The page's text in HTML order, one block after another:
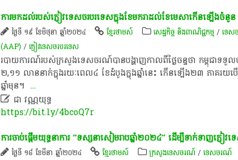
ការ​មក​ដល់​របស់​ភ្ញៀវ​ទេសចរ​បរទេស​ក្នុង​ខែមករា​ដល់​ខែមេសា​កើនឡើង​ចំ
ថ្ងៃទី ១៩ ខែមិថុនា ឆ្នាំ២០២៤ ខ្មែរថាមស៍ សេដ្ឋកិច្ច និងពាណិជ្ជកម្ម/ទេ
(AAP) /ភ្ញៀវទេសចរ​បរទេស​
របាយការណ៍​របស់​ក្រសួងទេសចរណ៍​បាន​បង្ហាញ​កាលពី​ថ្ងៃ​ចន្ទ​ថា​ កម្ពុជា​ទទួ
២,១១​ លាន​នាក់​ក្នុង​រយៈពេល​៤​ ខែ​ដំបូង​ក្នុងឆ្នាំនេះ​ កើនឡើង​២៣​ ភាគរយ​
ឆ្នាំ​មុន​។​ ​...
 ជា​ វណ្ណ​យុទ្ធ​
https://bit.ly/4bcoQ7r
ការ​ចាប់ផ្តើម​យុទ្ធនាការ​ “​ទស្សនា​សៀមរាប​ឆ្នាំ​២០២៤”​ ដើម្បី​ទាក់ទាញ​ភ្ញៀវ​
ថ្ងៃទី ១៨ ខែមីនា ឆ្នាំ២០២៤ ខ្មែរថាមស៍ ក្រសួងទេសចរណ៍/ទេសចរណ៍